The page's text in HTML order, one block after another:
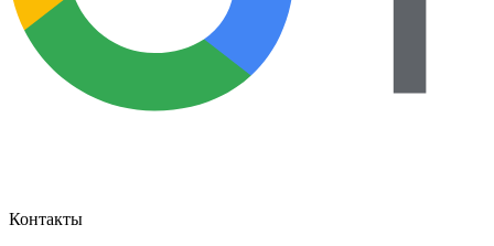
Контакты